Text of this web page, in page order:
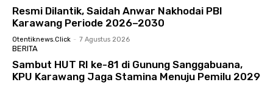
Resmi Dilantik, Saidah Anwar Nakhodai PBI
Karawang Periode 2026–2030
Otentiknews.click - 7 Agustus 2026
BERITA
Sambut HUT RI ke-81 di Gunung Sanggabuana,
KPU Karawang Jaga Stamina Menuju Pemilu 2029